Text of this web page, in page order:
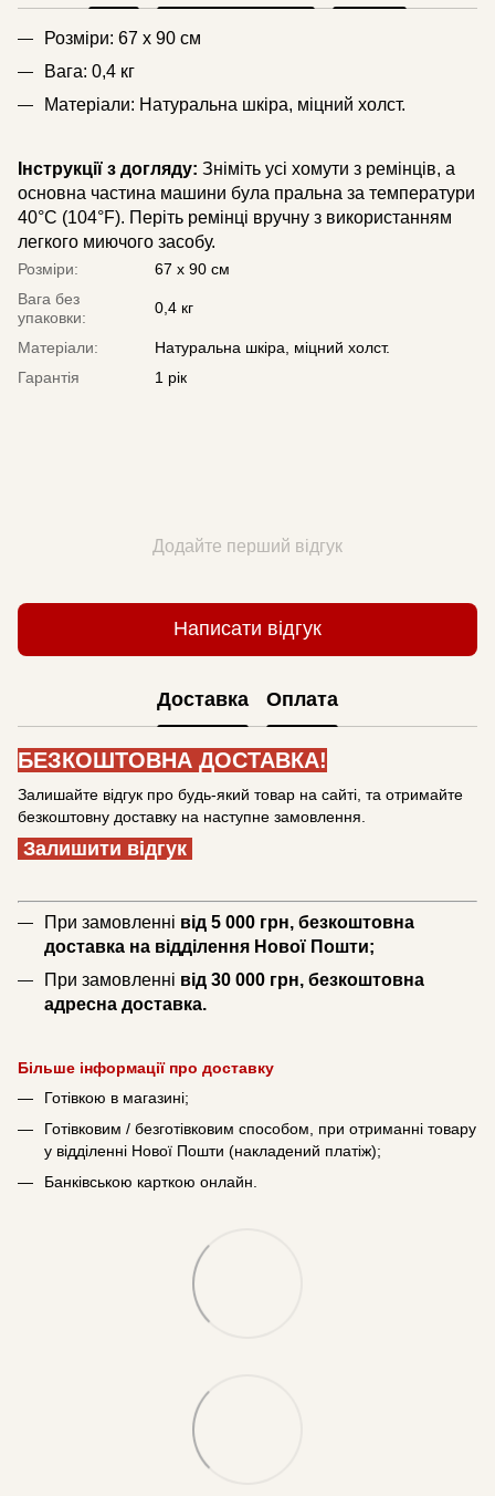
Розміри: 67 x 90 см
Вага: 0,4 кг
Матеріали: Натуральна шкіра, міцний холст.
Інструкції з догляду: Зніміть усі хомути з ремінців, а
основна частина машини була пральна за температури
40°C (104°F). Періть ремінці вручну з використанням
легкого миючого засобу.
Розміри:
67 x 90 см
Вага без
упаковки:
0,4 кг
Матеріали:
Натуральна шкіра, міцний холст.
Гарантія
1 рік
Додайте перший відгук
Написати відгук
Доставка Оплата
БЕЗКОШТОВНА ДОСТАВКА!
Залишайте відгук про будь-який товар на сайті, та отримайте
безкоштовну доставку на наступне замовлення.
Залишити відгук
При замовленні від 5 000 грн, безкоштовна
доставка на відділення Нової Пошти;
При замовленні від 30 000 грн, безкоштовна
адресна доставка.
Більше інформації про доставку
Готівкою в магазині;
Готівковим / безготівковим способом, при отриманні товару
у відділенні Нової Пошти (накладений платіж);
Банківською карткою онлайн.